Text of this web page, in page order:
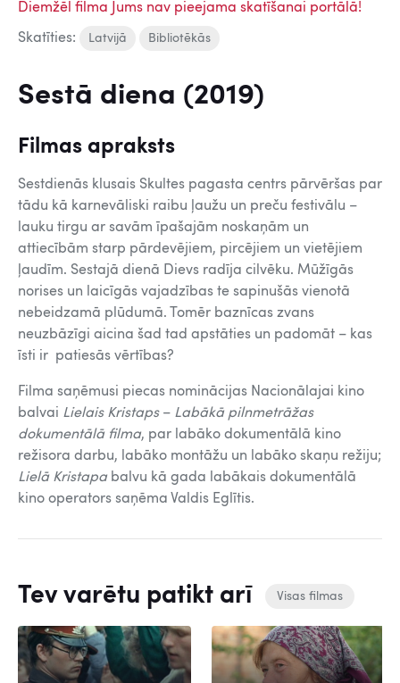
Diemžēl filma Jums nav pieejama skatīšanai portālā!
Skatīties: Latvijā Bibliotēkās
Sestā diena (2019)
Filmas apraksts
Sestdienās klusais Skultes pagasta centrs pārvēršas par
tādu kā karnevāliski raibu ļaužu un preču festivālu –
lauku tirgu ar savām īpašajām noskaņām un
attiecībām starp pārdevējiem, pircējiem un vietējiem
ļaudīm. Sestajā dienā Dievs radīja cilvēku. Mūžīgās
norises un laicīgās vajadzības te sapinušās vienotā
nebeidzamā plūdumā. Tomēr baznīcas zvans
neuzbāzīgi aicina šad tad apstāties un padomāt – kas
īsti ir patiesās vērtības?
Filma saņēmusi piecas nominācijas Nacionālajai kino
balvai Lielais Kristaps– Labākā pilnmetrāžas
dokumentālā filma, par labāko dokumentālā kino
režisora darbu, labāko montāžu un labāko skaņu režiju;
Lielā Kristapa balvu kā gada labākais dokumentālā
kino operators saņēma Valdis Eglītis.
Tev varētu patikt arī Visas filmas